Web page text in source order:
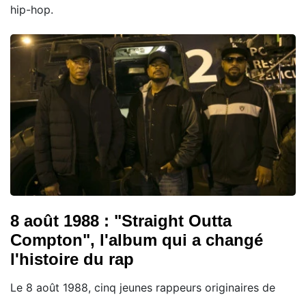
hip-hop.
8 août 1988 : "Straight Outta
Compton", l'album qui a changé
l'histoire du rap
Le 8 août 1988, cinq jeunes rappeurs originaires de